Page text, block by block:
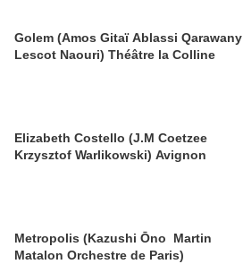
Golem (Amos Gitaï Ablassi Qarawany
Lescot Naouri) Théâtre la Colline
Elizabeth Costello (J.M Coetzee
Krzysztof Warlikowski) Avignon
Metropolis (Kazushi Ōno Martin
Matalon Orchestre de Paris)